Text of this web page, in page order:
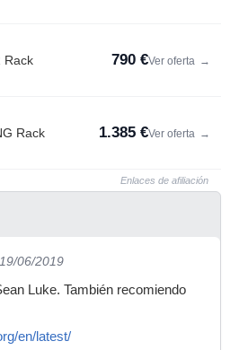
Rack 790 €Ver oferta →
Rack 1.385 €Ver oferta →
Enlaces de afiliación
06/2019
Luke. También recomiendo
en/latest/